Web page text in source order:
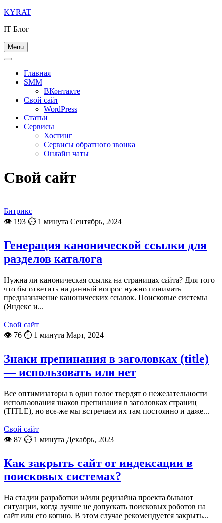
Skip
content
KYRAT
IT Блог
Menu
Главная
SMM
ВКонтакте
Свой сайт
WordPress
Статьи
Сервисы
Хостинг
Сервисы обратного звонка
Онлайн чаты
Свой сайт
Битрикс
👁 193 ⏱ 1 минута Сентябрь, 2024
Генерация канонической ссылки для
разделов каталога
Нужна ли каноническая ссылка на страницах сайта? Для того
что бы ответить на данный вопрос нужно понимать
предназначение канонических ссылок. Поисковые системы
(Яндекс и...
Свой сайт
👁 76 ⏱ 1 минута Март, 2024
Знаки препинания в заголовках (title)
— использовать или нет
Все оптимизаторы в один голос твердят о нежелательности
использования знаков препинания в заголовках страниц
(TITLE), но все-же мы встречаем их там постоянно и даже...
Свой сайт
👁 87 ⏱ 1 минута Декабрь, 2023
Как закрыть сайт от индексации в
поисковых системах?
На стадии разработки и/или редизайна проекта бывают
ситуации, когда лучше не допускать поисковых роботов на
сайт или его копию. В этом случае рекомендуется закрыть...